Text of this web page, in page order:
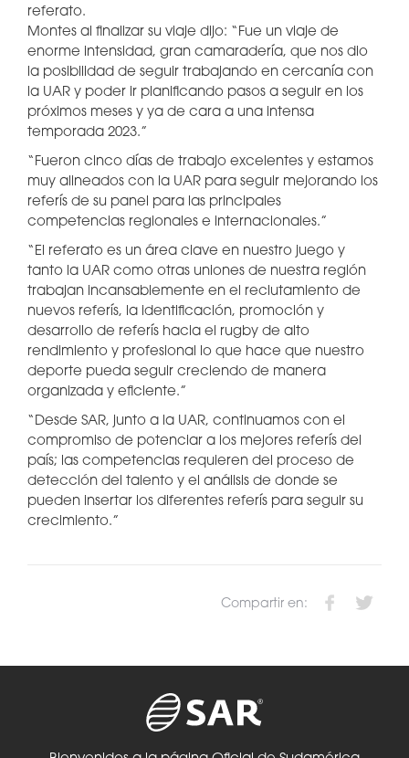
referato.
Montes al finalizar su viaje dijo: “Fue un viaje de
enorme intensidad, gran camaradería, que nos dio
la posibilidad de seguir trabajando en cercanía con
la UAR y poder ir planificando pasos a seguir en los
próximos meses y ya de cara a una intensa
temporada 2023.”
“Fueron cinco días de trabajo excelentes y estamos
muy alineados con la UAR para seguir mejorando los
referís de su panel para las principales
competencias regionales e internacionales.”
“El referato es un área clave en nuestro juego y
tanto la UAR como otras uniones de nuestra región
trabajan incansablemente en el reclutamiento de
nuevos referís, la identificación, promoción y
desarrollo de referís hacia el rugby de alto
rendimiento y profesional lo que hace que nuestro
deporte pueda seguir creciendo de manera
organizada y eficiente.”
“Desde SAR, junto a la UAR, continuamos con el
compromiso de potenciar a los mejores referís del
país; las competencias requieren del proceso de
detección del talento y el análisis de donde se
pueden insertar los diferentes referís para seguir su
crecimiento.”
Compartir en: